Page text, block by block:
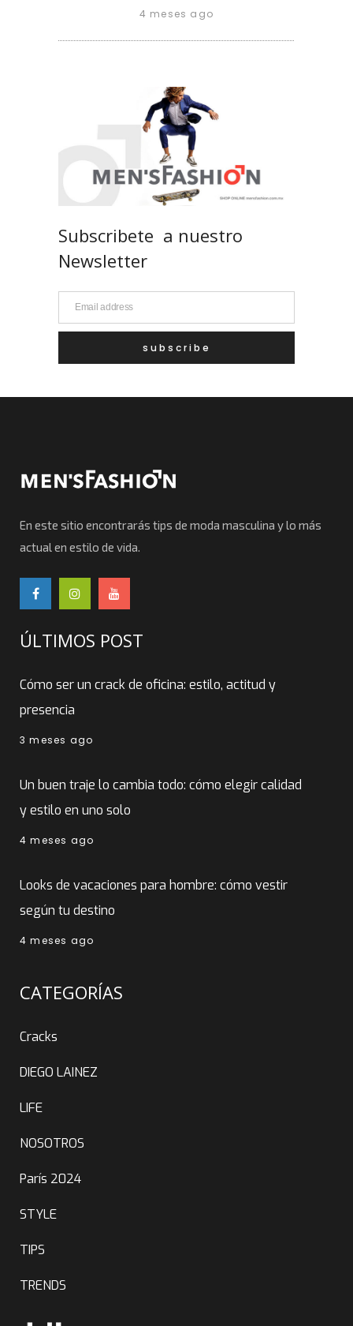
4 meses ago
Subscribete a nuestro
Newsletter
En este sitio encontrarás tips de moda masculina y lo más
actual en estilo de vida.
ÚLTIMOS POST
Cómo ser un crack de oficina: estilo, actitud y
presencia
3 meses ago
Un buen traje lo cambia todo: cómo elegir calidad
y estilo en uno solo
4 meses ago
Looks de vacaciones para hombre: cómo vestir
según tu destino
4 meses ago
CATEGORÍAS
Cracks
DIEGO LAINEZ
LIFE
NOSOTROS
París 2024
STYLE
TIPS
TRENDS